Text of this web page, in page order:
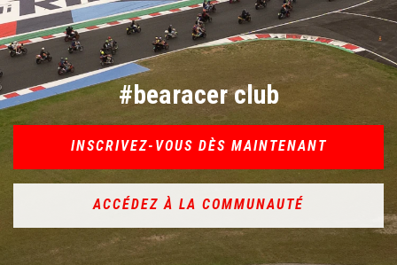
#bearacer club
INSCRIVEZ-VOUS DÈS MAINTENANT
ACCÉDEZ À LA COMMUNAUTÉ